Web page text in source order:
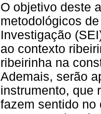
O objetivo deste
metodológicos
Investigação
ao contexto
ribeirinha na
Ademais, serão
instrumento, que
fazem sentido no